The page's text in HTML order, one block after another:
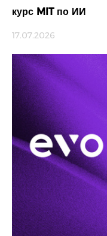
курс MIT по ИИ
17.07.2026